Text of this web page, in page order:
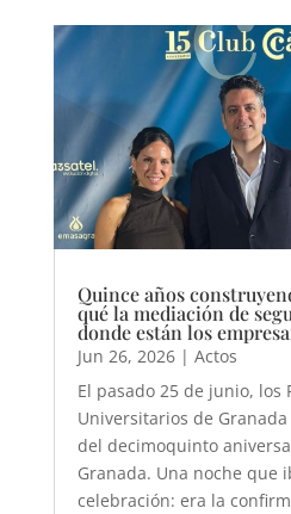
Quince años
qué la mediación de
donde están los
Jun 26, 2026| Actos
El pasado 25 de junio, los
Universitarios de
del decimoquinto
Granada. Una noche que
celebración: era la